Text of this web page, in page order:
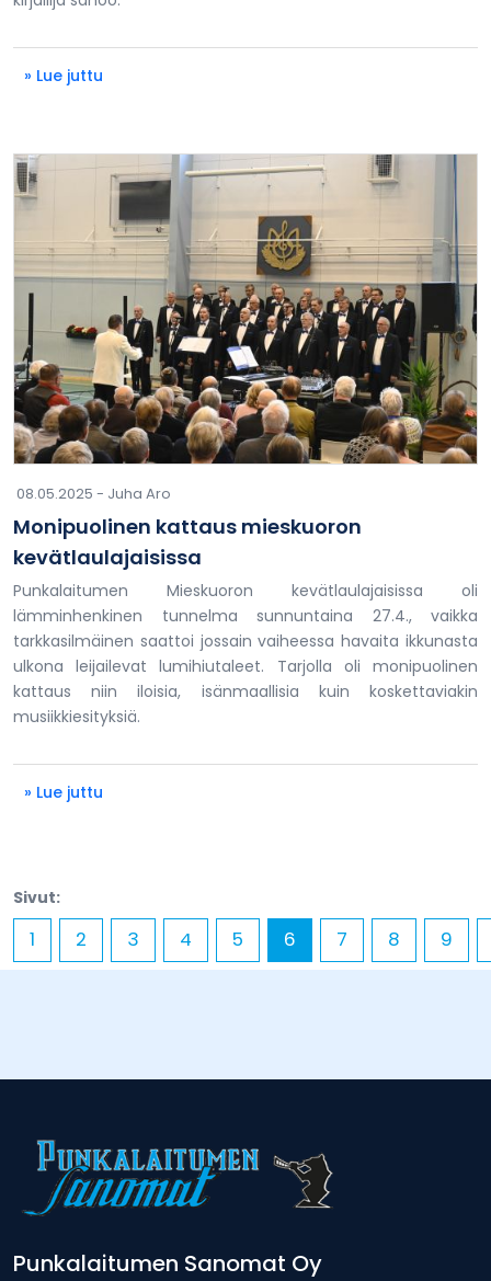
» Lue juttu
08.05.2025 - Juha Aro
Monipuolinen kattaus mieskuoron
kevätlaulajaisissa
Punkalaitumen Mieskuoron kevätlaulajaisissa oli
lämminhenkinen tunnelma sunnuntaina 27.4., vaikka
tarkkasilmäinen saattoi jossain vaiheessa havaita ikkunasta
ulkona leijailevat lumihiutaleet. Tarjolla oli monipuolinen
kattaus niin iloisia, isänmaallisia kuin koskettaviakin
musiikkiesityksiä.
» Lue juttu
Sivut:
1 2 3 4 5 6 7 8 9
Punkalaitumen Sanomat Oy